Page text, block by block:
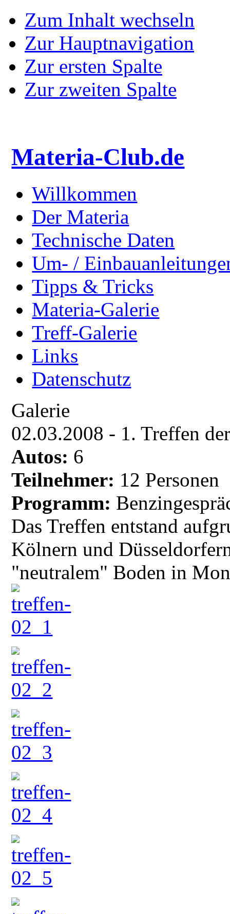
Zum Inhalt wechseln
Zur Hauptnavigation
Zur ersten Spalte
Zur zweiten Spalte
Materia-Club.de
Willkommen
Der Materia
Technische Daten
Um- /
Tipps & Tricks
Materia-Galerie
Treff-Galerie
Links
Datenschutz
Galerie
02.03.2008 - 1. Treffen
Autos: 6
Teilnehmer: 12 Personen
Programm:
Das Treffen entstand
Kölnern und
"neutralem" Boden in